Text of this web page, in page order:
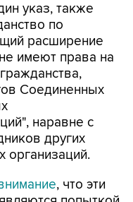
указ, также
по
расширение
имеют права на
Соединенных
наравне с
других
организаций.
, что эти